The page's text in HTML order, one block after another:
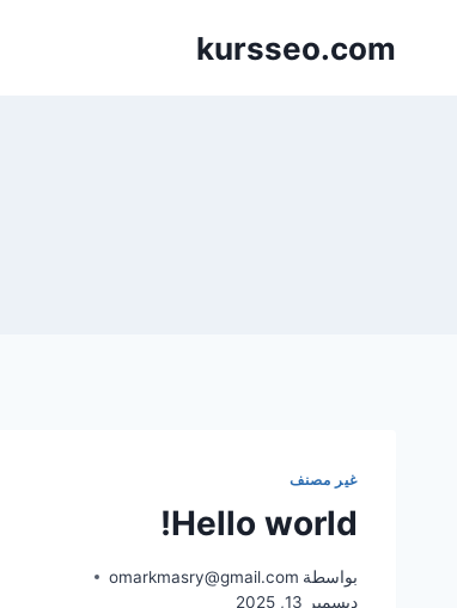
kursseo.com
غير مصنف
Hello world!
بواسطة omarkmasry@gmail.com
ديسمبر 13, 2025